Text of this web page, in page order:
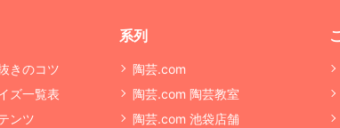
きのコツ
ズ一覧表
ンツ
系列
陶芸.com
陶芸.com 陶芸教室
陶芸.com 池袋店舗